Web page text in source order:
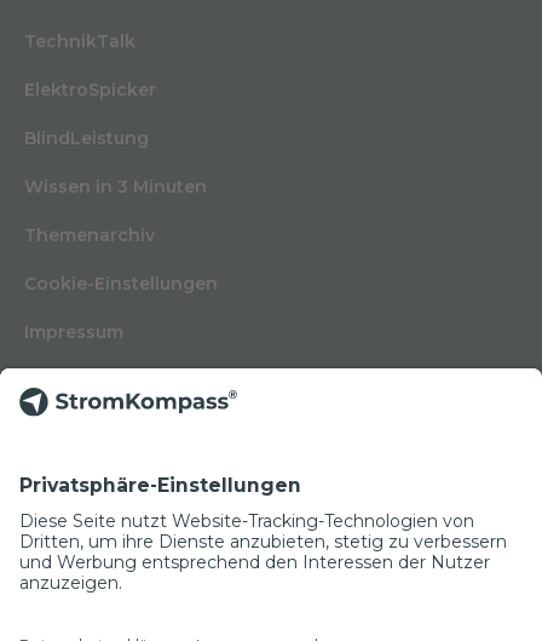
TechnikTalk
ElektroSpicker
BlindLeistung
Wissen in 3 Minuten
Themenarchiv
Cookie-Einstellungen
Impressum
Kontakt
Glossar